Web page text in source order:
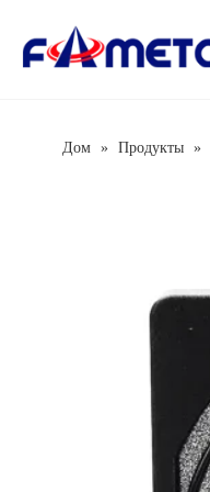
Дом » Продукты »